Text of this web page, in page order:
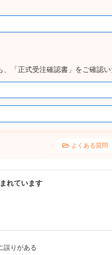
「正式受注確認書」をご確認い
よくある質問
れています
誤りがある